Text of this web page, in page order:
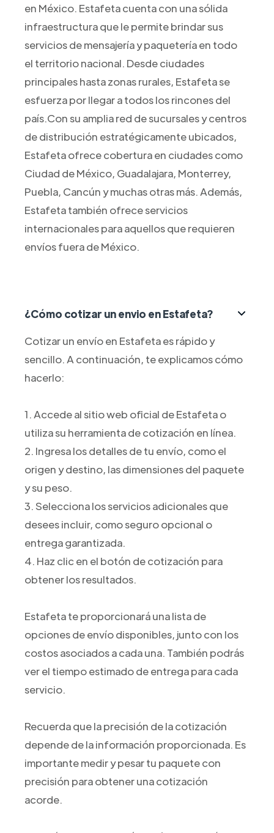
en México. Estafeta cuenta con una sólida
infraestructura que le permite brindar sus
servicios de mensajería y paquetería en todo
el territorio nacional. Desde ciudades
principales hasta zonas rurales, Estafeta se
esfuerza por llegar a todos los rincones del
país.Con su amplia red de sucursales y centros
de distribución estratégicamente ubicados,
Estafeta ofrece cobertura en ciudades como
Ciudad de México, Guadalajara, Monterrey,
Puebla, Cancún y muchas otras más. Además,
Estafeta también ofrece servicios
internacionales para aquellos que requieren
envíos fuera de México.
¿Cómo cotizar un envio en Estafeta?
Cotizar un envío en Estafeta es rápido y
sencillo. A continuación, te explicamos cómo
hacerlo:
1. Accede al sitio web oficial de Estafeta o
utiliza su herramienta de cotización en línea.
2. Ingresa los detalles de tu envío, como el
origen y destino, las dimensiones del paquete
y su peso.
3. Selecciona los servicios adicionales que
desees incluir, como seguro opcional o
entrega garantizada.
4. Haz clic en el botón de cotización para
obtener los resultados.
Estafeta te proporcionará una lista de
opciones de envío disponibles, junto con los
costos asociados a cada una. También podrás
ver el tiempo estimado de entrega para cada
servicio.
Recuerda que la precisión de la cotización
depende de la información proporcionada. Es
importante medir y pesar tu paquete con
precisión para obtener una cotización
acorde.